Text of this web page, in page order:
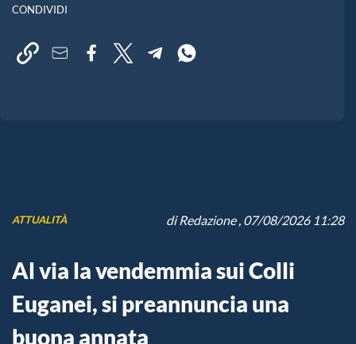
CONDIVIDI
ATTUALITÀ diRedazione, 07/08/2026 11:28
Al via la vendemmia sui Colli
Euganei, si preannuncia una
buona annata